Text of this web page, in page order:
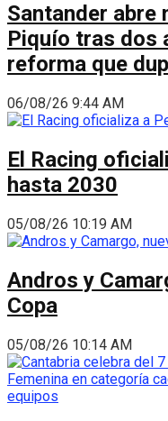
Santander abre
Piquío tras dos
reforma que
06/08/26 9:44 AM
El Racing
hasta 2030
05/08/26 10:19 AM
Andros y
Copa
05/08/26 10:14 AM